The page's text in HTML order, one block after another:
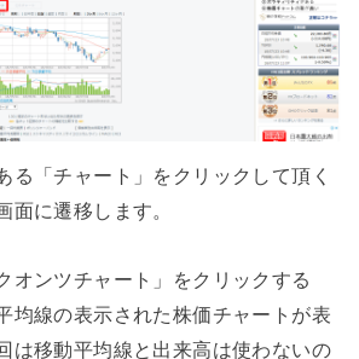
る「チャート」をクリックして頂く
面に遷移します。
オンツチャート」をクリックする
均線の表示された株価チャートが表
は移動平均線と出来高は使わないの